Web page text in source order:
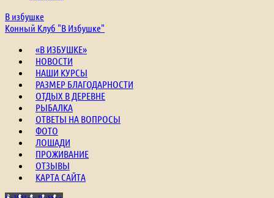
В избушке
Конный Клуб "В Избушке"
«В ИЗБУШКЕ»
НОВОСТИ
НАШИ КУРСЫ
РАЗМЕР БЛАГОДАРНОСТИ
ОТДЫХ В ДЕРЕВНЕ
РЫБАЛКА
ОТВЕТЫ НА ВОПРОСЫ
ФОТО
ЛОШАДИ
ПРОЖИВАНИЕ
ОТЗЫВЫ
КАРТА САЙТА